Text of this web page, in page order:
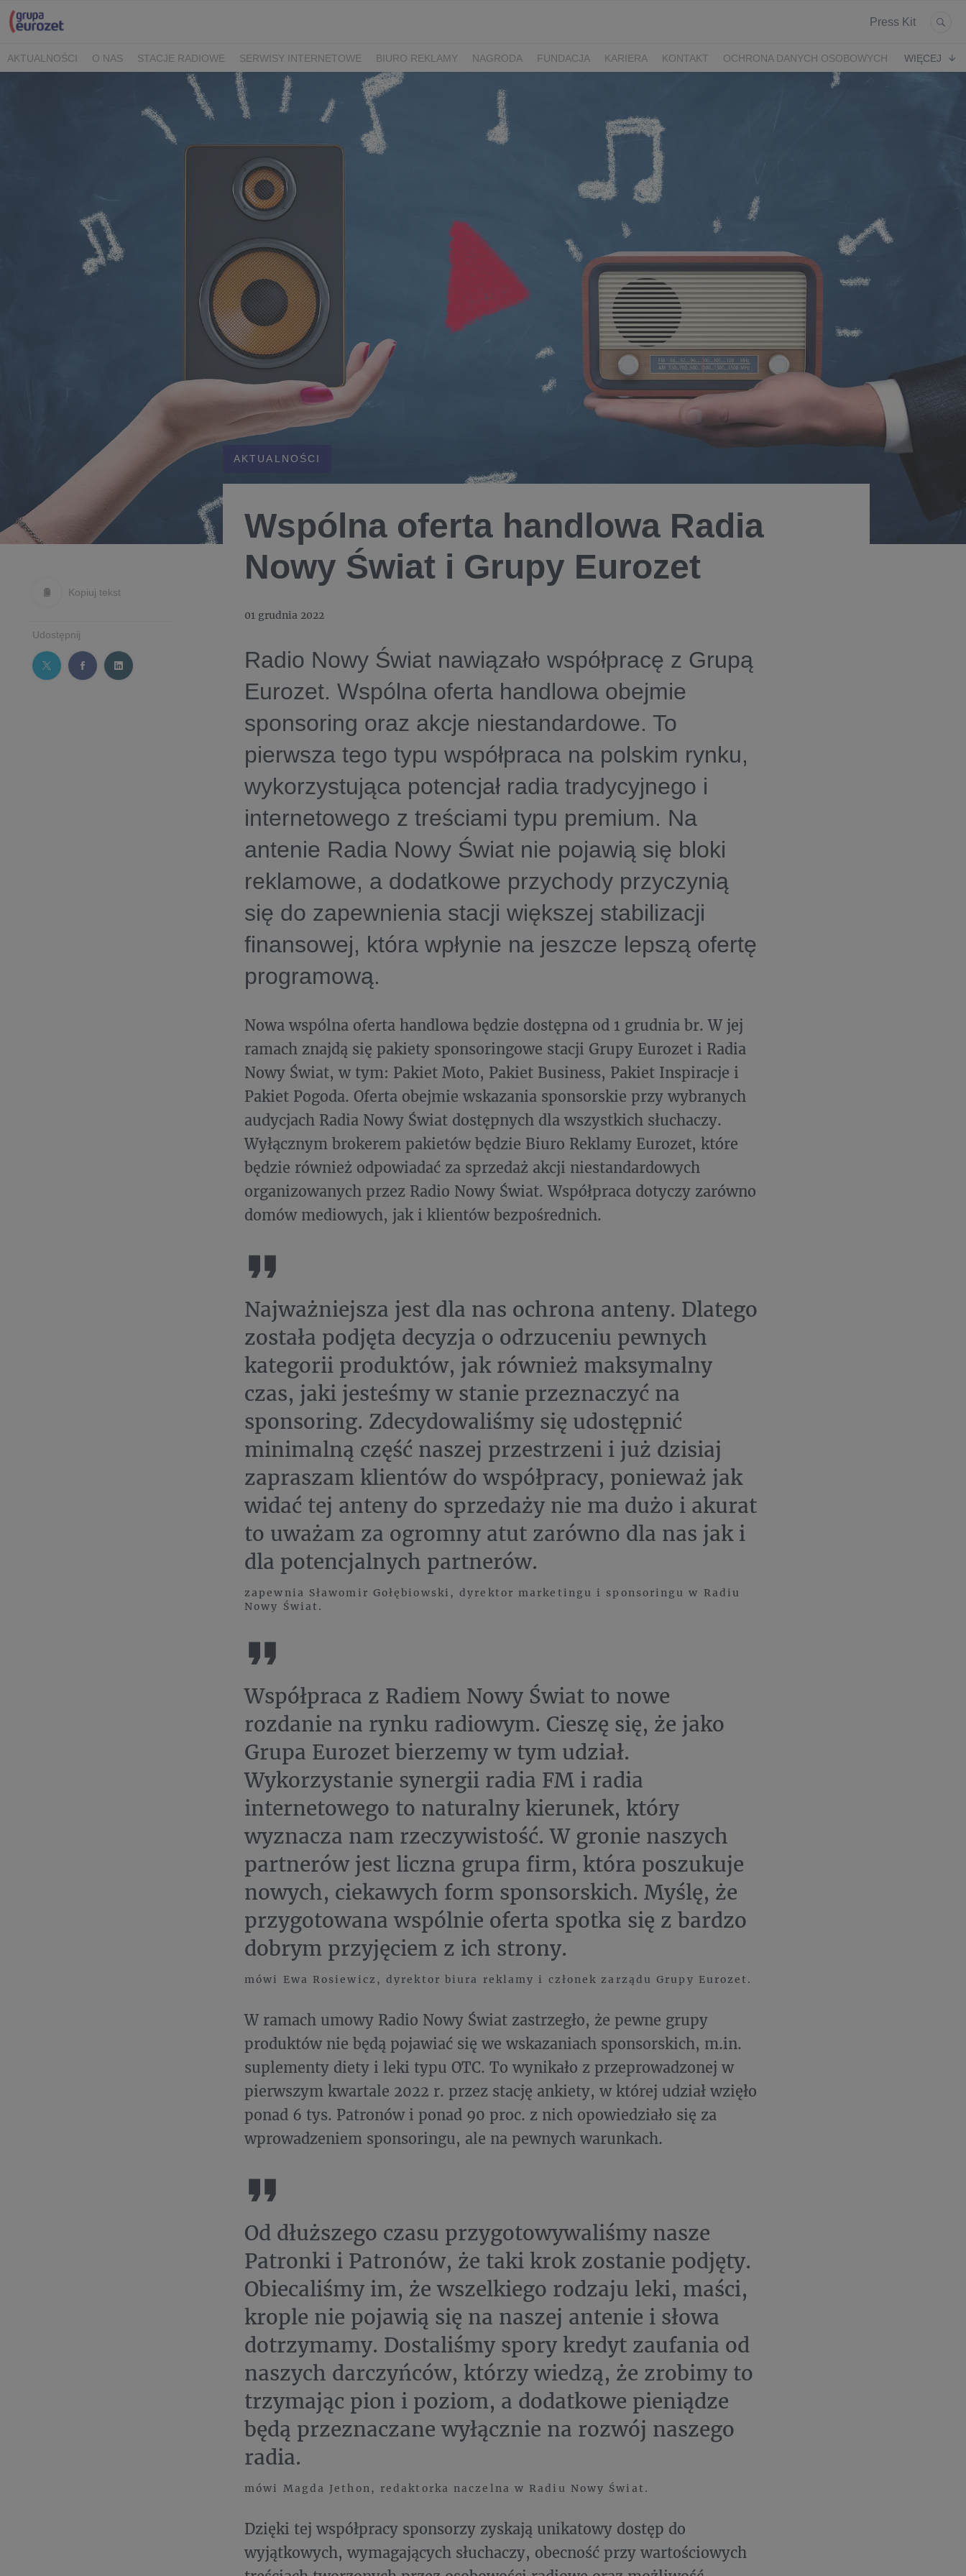
Press Kit
AKTUALNOŚCI O NAS STACJE RADIOWE SERWISY INTERNETOWE BIURO REKLAMY NAGRODA FUNDACJA KARIERA KONTAKT
OCHRONA DANYCH OSOBOWYCH
WIĘCEJ
Kopiuj tekst
Udostępnij
AKTUALNOŚCI
Wspólna oferta handlowa Radia
Nowy Świat i Grupy Eurozet
01 grudnia 2022
Radio Nowy Świat nawiązało współpracę z Grupą
Eurozet. Wspólna oferta handlowa obejmie
sponsoring oraz akcje niestandardowe. To
pierwsza tego typu współpraca na polskim rynku,
wykorzystująca potencjał radia tradycyjnego i
internetowego z treściami typu premium. Na
antenie Radia Nowy Świat nie pojawią się bloki
reklamowe, a dodatkowe przychody przyczynią
się do zapewnienia stacji większej stabilizacji
finansowej, która wpłynie na jeszcze lepszą ofertę
programową.
Nowa wspólna oferta handlowa będzie dostępna od 1 grudnia br. W jej
ramach znajdą się pakiety sponsoringowe stacji Grupy Eurozet i Radia
Nowy Świat, w tym: Pakiet Moto, Pakiet Business, Pakiet Inspiracje i
Pakiet Pogoda. Oferta obejmie wskazania sponsorskie przy wybranych
audycjach Radia Nowy Świat dostępnych dla wszystkich słuchaczy.
Wyłącznym brokerem pakietów będzie Biuro Reklamy Eurozet, które
będzie również odpowiadać za sprzedaż akcji niestandardowych
organizowanych przez Radio Nowy Świat. Współpraca dotyczy zarówno
domów mediowych, jak i klientów bezpośrednich.
Najważniejsza jest dla nas ochrona anteny. Dlatego
została podjęta decyzja o odrzuceniu pewnych
kategorii produktów, jak również maksymalny
czas, jaki jesteśmy w stanie przeznaczyć na
sponsoring. Zdecydowaliśmy się udostępnić
minimalną część naszej przestrzeni i już dzisiaj
zapraszam klientów do współpracy, ponieważ jak
widać tej anteny do sprzedaży nie ma dużo i akurat
to uważam za ogromny atut zarówno dla nas jak i
dla potencjalnych partnerów.
zapewnia Sławomir Gołębiowski, dyrektor marketingu i sponsoringu w Radiu
Nowy Świat.
Współpraca z Radiem Nowy Świat to nowe
rozdanie na rynku radiowym. Cieszę się, że jako
Grupa Eurozet bierzemy w tym udział.
Wykorzystanie synergii radia FM i radia
internetowego to naturalny kierunek, który
wyznacza nam rzeczywistość. W gronie naszych
partnerów jest liczna grupa firm, która poszukuje
nowych, ciekawych form sponsorskich. Myślę, że
przygotowana wspólnie oferta spotka się z bardzo
dobrym przyjęciem z ich strony.
mówi Ewa Rosiewicz, dyrektor biura reklamy i członek zarządu Grupy Eurozet.
W ramach umowy Radio Nowy Świat zastrzegło, że pewne grupy
produktów nie będą pojawiać się we wskazaniach sponsorskich, m.in.
suplementy diety i leki typu OTC. To wynikało z przeprowadzonej w
pierwszym kwartale 2022 r. przez stację ankiety, w której udział wzięło
ponad 6 tys. Patronów i ponad 90 proc. z nich opowiedziało się za
wprowadzeniem sponsoringu, ale na pewnych warunkach.
Od dłuższego czasu przygotowywaliśmy nasze
Patronki i Patronów, że taki krok zostanie podjęty.
Obiecaliśmy im, że wszelkiego rodzaju leki, maści,
krople nie pojawią się na naszej antenie i słowa
dotrzymamy. Dostaliśmy spory kredyt zaufania od
naszych darczyńców, którzy wiedzą, że zrobimy to
trzymając pion i poziom, a dodatkowe pieniądze
będą przeznaczane wyłącznie na rozwój naszego
radia.
mówi Magda Jethon, redaktorka naczelna w Radiu Nowy Świat.
Dzięki tej współpracy sponsorzy zyskają unikatowy dostęp do
wyjątkowych, wymagających słuchaczy, obecność przy wartościowych